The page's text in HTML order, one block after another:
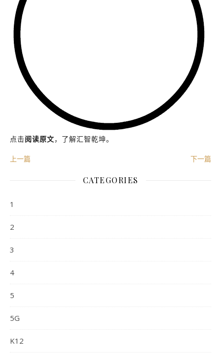
姓名：张娅
执业编号：A20210813000322
所属公司：珠海盈米基金销售有限公司
点击阅读原文，了解汇智乾坤。
上一篇 下一篇
CATEGORIES
1
2
3
4
5
5G
K12